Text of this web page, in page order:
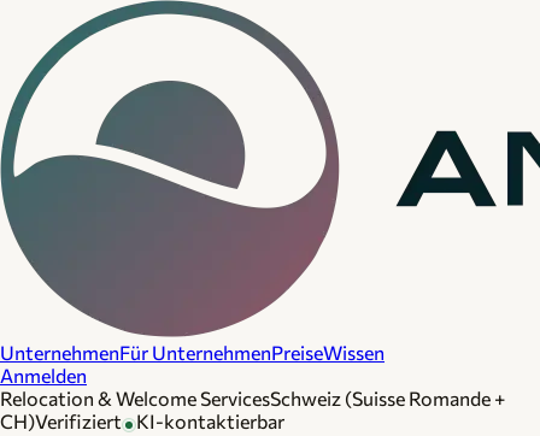
UnternehmenFür UnternehmenPreiseWissen
Anmelden
Relocation & Welcome ServicesSchweiz (Suisse Romande +
CH)Verifiziert KI-kontaktierbar